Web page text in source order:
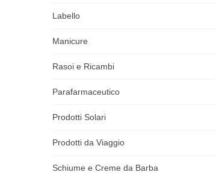
Labello
Manicure
Rasoi e Ricambi
Parafarmaceutico
Prodotti Solari
Prodotti da Viaggio
Schiume e Creme da Barba